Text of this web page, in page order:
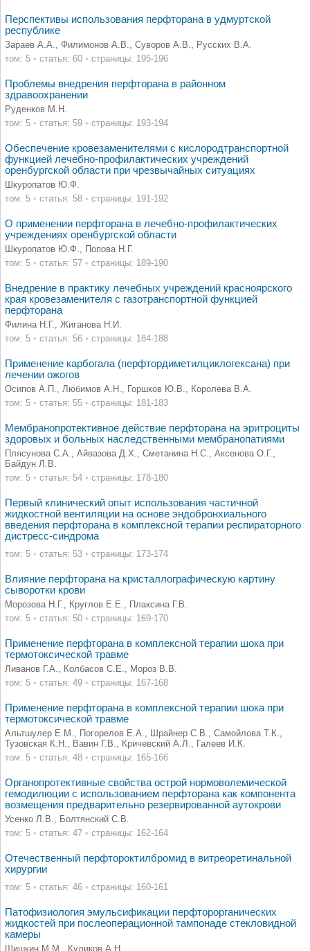
Перспективы использования перфторана в удмуртской
республике
Зараев А.А., Филимонов А.В., Суворов А.В., Русских В.А.
том: 5 • статья: 60 • страницы: 195-196
Проблемы внедрения перфторана в районном
здравоохранении
Руденков М.Н.
том: 5 • статья: 59 • страницы: 193-194
Обеспечение кровезаменителями с кислородтранспортной
функцией лечебно-профилактических учреждений
оренбургской области при чрезвычайных ситуациях
Шкуропатов Ю.Ф.
том: 5 • статья: 58 • страницы: 191-192
О применении перфторана в лечебно-профилактических
учреждениях оренбургской области
Шкуропатов Ю.Ф., Попова Н.Г.
том: 5 • статья: 57 • страницы: 189-190
Внедрение в практику лечебных учреждений красноярского
края кровезаменителя с газотранспортной функцией
перфторана
Филина Н.Г., Жиганова Н.И.
том: 5 • статья: 56 • страницы: 184-188
Применение карбогала (перфтордиметилциклогексана) при
лечении ожогов
Осипов А.П., Любимов А.Н., Горшков Ю.В., Королева В.А.
том: 5 • статья: 55 • страницы: 181-183
Мембранопротективное действие перфторана на эритроциты
здоровых и больных наследственными мембранопатиями
Плясунова С.А., Айвазова Д.Х., Сметанина Н.С., Аксенова О.Г.,
Байдун Л.В.
том: 5 • статья: 54 • страницы: 178-180
Первый клинический опыт использования частичной
жидкостной вентиляции на основе эндобронхиального
введения перфторана в комплексной терапии респираторного
дистресс-синдрома
том: 5 • статья: 53 • страницы: 173-174
Влияние перфторана на кристаллографическую картину
сыворотки крови
Морозова Н.Г., Круглов Е.Е., Плаксина Г.В.
том: 5 • статья: 50 • страницы: 169-170
Применение перфторана в комплексной терапии шока при
термотоксической травме
Ливанов Г.А., Колбасов С.Е., Мороз В.В.
том: 5 • статья: 49 • страницы: 167-168
Применение перфторана в комплексной терапии шока при
термотоксической травме
Альтшулер Е.М., Погорелов Е.А., Шрайнер С.В., Самойлова Т.К.,
Тузовская К.Н., Вавин Г.В., Кричевский А.Л., Галеев И.К.
том: 5 • статья: 48 • страницы: 165-166
Органопротективные свойства острой нормоволемической
гемодилюции с использованием перфторана как компонента
возмещения предварительно резервированной аутокрови
Усенко Л.В., Болтянский С.В.
том: 5 • статья: 47 • страницы: 162-164
Отечественный перфтороктилбромид в витреоретинальной
хирургии
том: 5 • статья: 46 • страницы: 160-161
Патофизиология эмульсификации перфторорганических
жидкостей при послеоперационной тампонаде стекловидной
камеры
Шишкин М.М., Куликов А.Н.